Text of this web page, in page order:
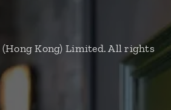
(Hong Kong) Limited. All rights